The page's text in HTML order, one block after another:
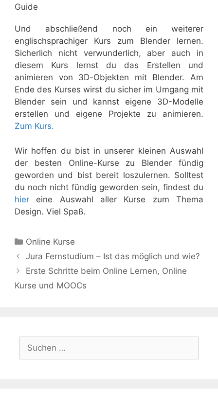
Guide
Und abschließend noch ein weiterer
englischsprachiger Kurs zum Blender lernen.
Sicherlich nicht verwunderlich, aber auch in
diesem Kurs lernst du das Erstellen und
animieren von 3D-Objekten mit Blender. Am
Ende des Kurses wirst du sicher im Umgang mit
Blender sein und kannst eigene 3D-Modelle
erstellen und eigene Projekte zu animieren.
Zum Kurs.
Wir hoffen du bist in unserer kleinen Auswahl
der besten Online-Kurse zu Blender fündig
geworden und bist bereit loszulernen. Solltest
du noch nicht fündig geworden sein, findest du
hier eine Auswahl aller Kurse zum Thema
Design. Viel Spaß.
Kategorien
Online Kurse
Jura Fernstudium – Ist das möglich und wie?
Erste Schritte beim Online Lernen, Online
Kurse und MOOCs
nach: